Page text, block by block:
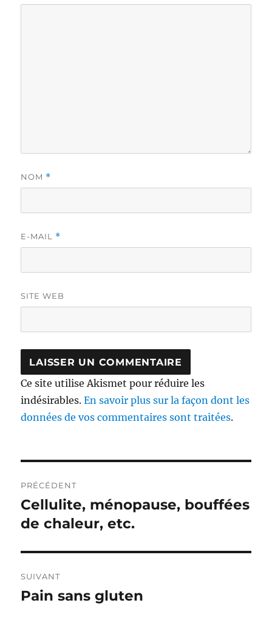
NOM *
E-MAIL *
SITE WEB
Ce site utilise Akismet pour réduire les
indésirables.En savoir plus sur la façon dont les
données de vos commentaires sont traitées.
de
l’article
PRÉCÉDENT
Publication
précédente :
Cellulite, ménopause, bouffées
de chaleur, etc.
SUIVANT
Publication
Pain sans gluten